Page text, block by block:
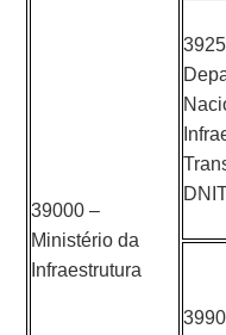
39000 –
Ministério da
Infraestrutura